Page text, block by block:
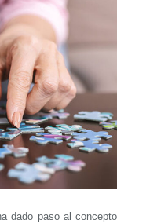
dado paso al concepto